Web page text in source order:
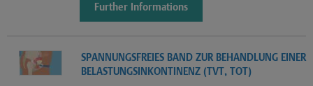
Further Informations
SPANNUNGSFREIES BAND ZUR BEHANDLUNG EINER
BELASTUNGSINKONTINENZ (TVT, TOT)